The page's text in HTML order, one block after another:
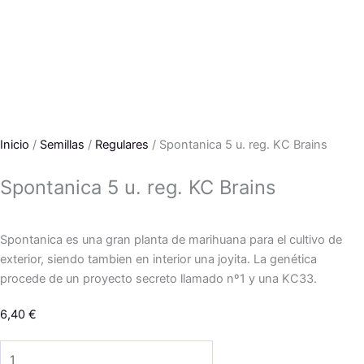
Inicio / Semillas / Regulares / Spontanica 5 u. reg. KC Brains
Spontanica 5 u. reg. KC Brains
Spontanica es una gran planta de marihuana para el cultivo de
exterior, siendo tambien en interior una joyita. La genética
procede de un proyecto secreto llamado nº1 y una KC33.
6,40 €